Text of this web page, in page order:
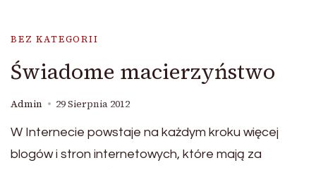
BEZ KATEGORII
Świadome macierzyństwo
Admin 29 Sierpnia 2012
W Internecie powstaje na każdym kroku więcej
blogów i stron internetowych, które mają za